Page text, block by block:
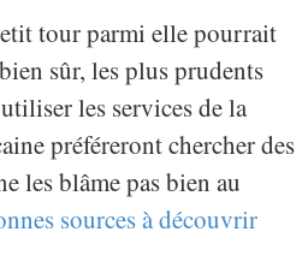
tour parmi elle pourrait
sûr, les plus prudents
les services de la
préféreront chercher des
les blâme pas bien au
sources à découvrir